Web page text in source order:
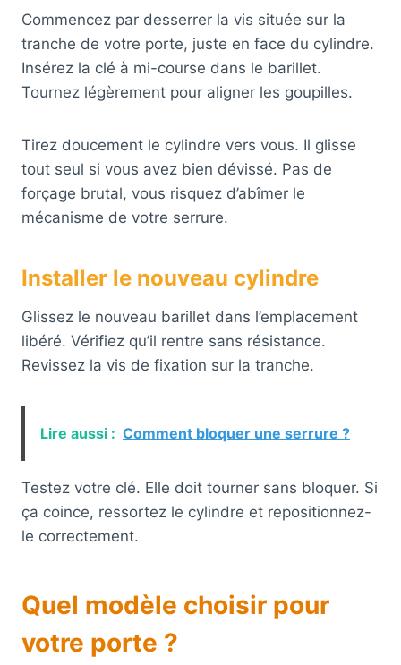
Commencez par desserrer la vis située sur la
tranche de votre porte, juste en face du cylindre.
Insérez la clé à mi-course dans le barillet.
Tournez légèrement pour aligner les goupilles.
Tirez doucement le cylindre vers vous. Il glisse
tout seul si vous avez bien dévissé. Pas de
forçage brutal, vous risquez d’abîmer le
mécanisme de votre serrure.
Installer le nouveau cylindre
Glissez le nouveau barillet dans l’emplacement
libéré. Vérifiez qu’il rentre sans résistance.
Revissez la vis de fixation sur la tranche.
Lire aussi : Comment bloquer une serrure ?
Testez votre clé. Elle doit tourner sans bloquer. Si
ça coince, ressortez le cylindre et repositionnez-
le correctement.
Quel modèle choisir pour
votre porte ?